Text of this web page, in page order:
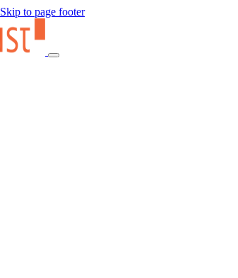
Skip to page footer